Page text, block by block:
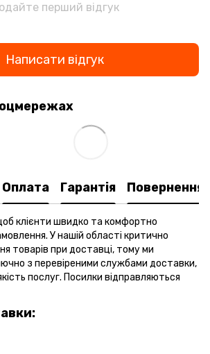
перший відгук
Написати відгук
Оплата Гарантія Повернення
клієнти швидко та комфортно
У нашій області критично
товарів при доставці, тому ми
з перевіреними службами доставки,
послуг. Посилки відправляються